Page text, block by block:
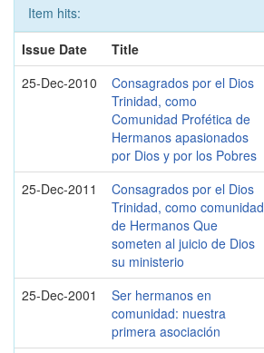
Item hits:
Issue Date
Title
25-Dec-2010
Consagrados por el Dios
Trinidad, como
Comunidad Profética de
Hermanos apasionados
por Dios y por los Pobres
25-Dec-2011
Consagrados por el Dios
Trinidad, como comunidad
de Hermanos Que
someten al juicio de Dios
su ministerio
25-Dec-2001
Ser hermanos en
comunidad: nuestra
primera asociación